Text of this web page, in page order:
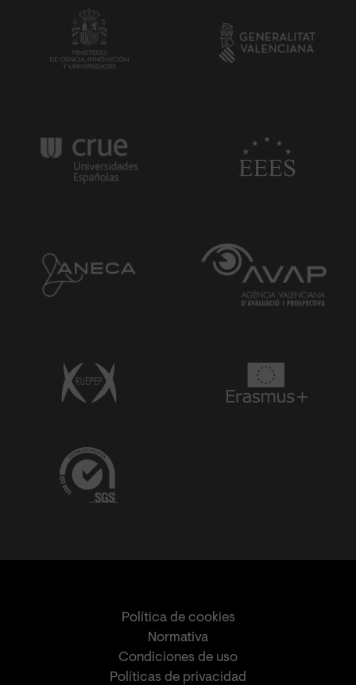
Política de cookies
Normativa
Condiciones de uso
Políticas de privacidad